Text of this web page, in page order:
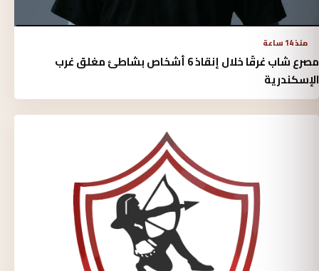
منذ 14 ساعة
مصرع شاب غرقًا خلال إنقاذ 6 أشخاص بشاطئ مغلق غرب
الإسكندرية